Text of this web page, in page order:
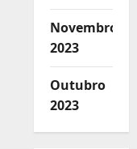
Novembro
2023
Outubro
2023